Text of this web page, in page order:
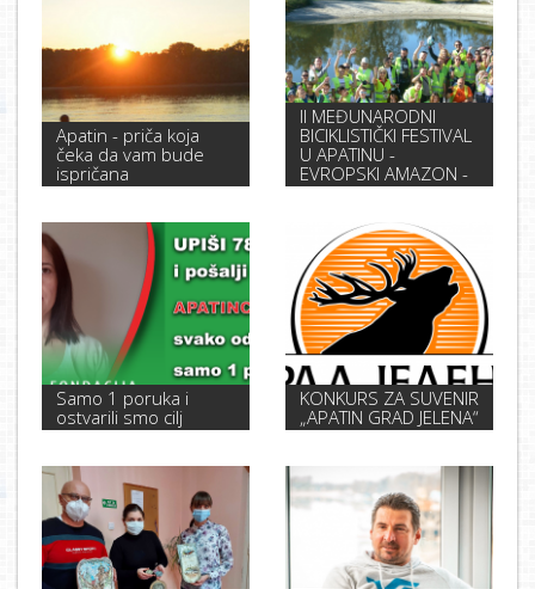
Apatin - priča koja
čeka da vam bude
ispričana
II MEĐUNARODNI
BICIKLISTIČKI FESTIVAL
U APATINU -
EVROPSKI AMAZON -
Samo 1 poruka i
ostvarili smo cilj
KONKURS ZA SUVENIR
„APATIN GRAD JELENA“